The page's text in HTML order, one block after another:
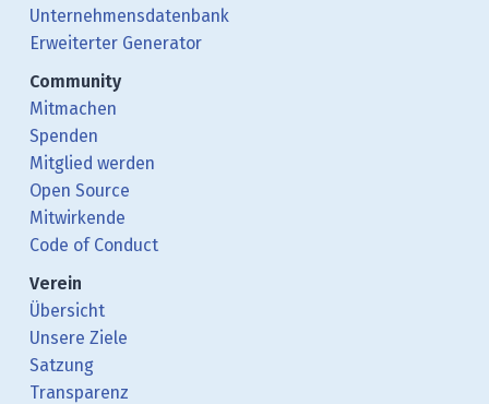
Unternehmensdatenbank
Erweiterter Generator
Community
Mitmachen
Spenden
Mitglied werden
Open Source
Mitwirkende
Code of Conduct
Verein
Übersicht
Unsere Ziele
Satzung
Transparenz